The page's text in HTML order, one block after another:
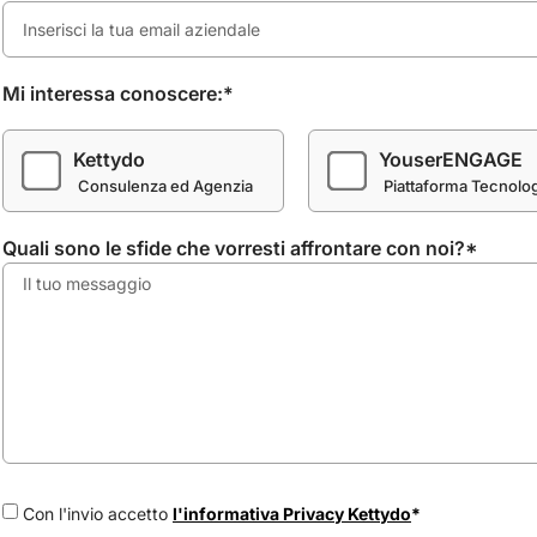
Mi interessa conoscere:*
Kettydo
Consulenza ed Agenzia
YouserENGAGE
Piattaforma
Quali sono le sfide che vorresti affrontare con noi?*
Con l'invio accetto l'informativa Privacy Kettydo*